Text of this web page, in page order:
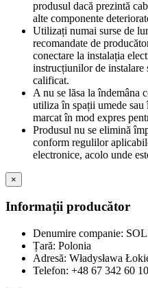
produsul dacă prezintă
alte componente
Utilizați numai surse de
recomandate de
conectare la instalația
instrucțiunilor de instalare
calificat.
A nu se lăsa la îndemâna
utiliza în spații umede sau
marcat în mod expres
Produsul nu se elimină
conform regulilor
electronice, acolo unde
×
Informații producător
Denumire companie:
Țară: Polonia
Adresă: Władysława
Telefon: +48 67 342 60 10